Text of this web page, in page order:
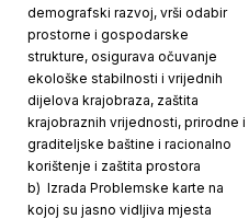
demografski razvoj, vrši odabir
prostorne i gospodarske
strukture, osigurava očuvanje
ekološke stabilnosti i vrijednih
dijelova krajobraza, zaštita
krajobraznih vrijednosti, prirodne i
graditeljske baštine i racionalno
korištenje i zaštita prostora
b) Izrada Problemske karte na
kojoj su jasno vidljiva mjesta